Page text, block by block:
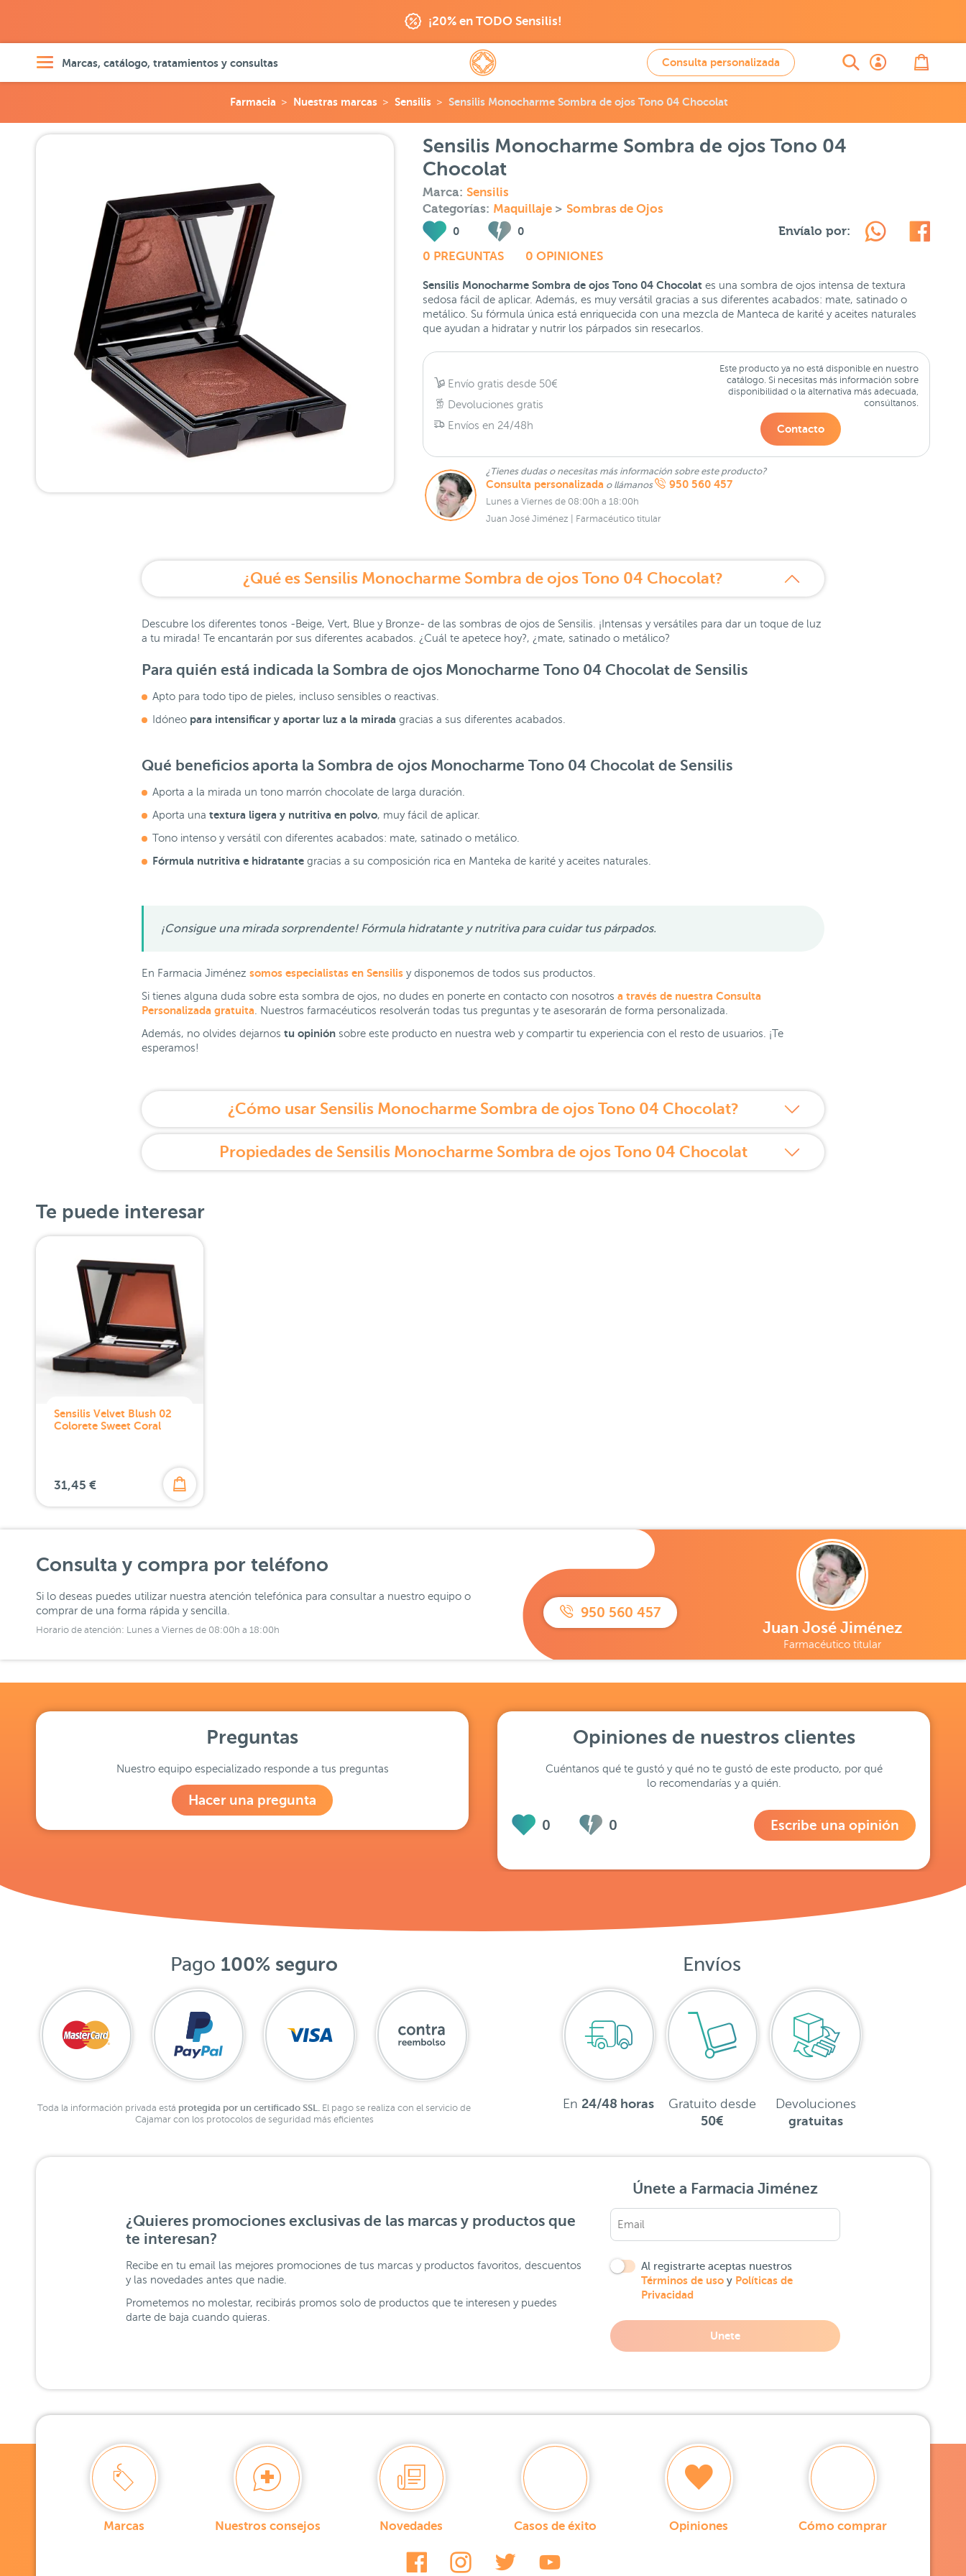
¡20% en TODO Sensilis!
Marcas, catálogo, tratamientos y consultas Consulta personalizada
Farmacia Nuestras marcas Sensilis Sensilis Monocharme Sombra de ojos Tono 04 Chocolat
Sensilis Monocharme Sombra de ojos Tono 04
Chocolat
Marca: Sensilis
Categorías: Maquillaje > Sombras de Ojos
0 0
0 PREGUNTAS 0 OPINIONES
Envíalo por:
Sensilis Monocharme Sombra de ojos Tono 04 Chocolates una sombra de ojos intensa de textura
sedosa fácil de aplicar. Además, es muy versátil gracias a sus diferentes acabados: mate, satinado o
metálico. Su fórmula única está enriquecida con una mezcla de Manteca de karité y aceites naturales
que ayudan a hidratar y nutrir los párpados sin resecarlos.
Envío gratis desde 50€
Devoluciones gratis
Envíos en 24/48h
Este producto ya no está disponible en nuestro
catálogo. Si necesitas más información sobre
disponibilidad o la alternativa más adecuada,
consúltanos.
Contacto
¿Tienes dudas o necesitas más información sobre este producto?
Consulta personalizada o llámanos 950 560 457
Lunes a Viernes de 08:00h a 18:00h
Juan José Jiménez | Farmacéutico titular
¿Qué es Sensilis Monocharme Sombra de ojos Tono 04 Chocolat?
Descubre los diferentes tonos -Beige, Vert, Blue y Bronze- de las sombras de ojos de Sensilis. ¡Intensas y versátiles para dar un toque de luz
a tu mirada! Te encantarán por sus diferentes acabados. ¿Cuál te apetece hoy?, ¿mate, satinado o metálico?
Para quién está indicada la Sombra de ojos Monocharme Tono 04 Chocolat de Sensilis
Apto para todo tipo de pieles, incluso sensibles o reactivas.
Idóneo para intensificar y aportar luz a la mirada gracias a sus diferentes acabados.
Qué beneficios aporta la Sombra de ojos Monocharme Tono 04 Chocolat de Sensilis
Aporta a la mirada un tono marrón chocolate de larga duración.
Aporta una textura ligera y nutritiva en polvo, muy fácil de aplicar.
Tono intenso y versátil con diferentes acabados: mate, satinado o metálico.
Fórmula nutritiva e hidratante gracias a su composición rica en Manteka de karité y aceites naturales.
¡Consigue una mirada sorprendente! Fórmula hidratante y nutritiva para cuidar tus párpados.
En Farmacia Jiménez somos especialistas en Sensilis y disponemos de todos sus productos.
Si tienes alguna duda sobre esta sombra de ojos, no dudes en ponerte en contacto con nosotros a través de nuestra Consulta
Personalizada gratuita . Nuestros farmacéuticos resolverán todas tus preguntas y te asesorarán de forma personalizada.
Además, no olvides dejarnos tu opinión sobre este producto en nuestra web y compartir tu experiencia con el resto de usuarios. ¡Te
esperamos!
¿Cómo usar Sensilis Monocharme Sombra de ojos Tono 04 Chocolat?
Propiedades de Sensilis Monocharme Sombra de ojos Tono 04 Chocolat
Te puede interesar
Sensilis Velvet Blush 02
Colorete Sweet Coral
31,45 €
Consulta y compra por teléfono
Si lo deseas puedes utilizar nuestra atención telefónica para consultar a nuestro equipo o
comprar de una forma rápida y sencilla.
Horario de atención: Lunes a Viernes de 08:00h a 18:00h
950 560 457
Juan José Jiménez
Farmacéutico titular
Preguntas
Nuestro equipo especializado responde a tus preguntas
Hacer una pregunta
Opiniones de nuestros clientes
Cuéntanos qué te gustó y qué no te gustó de este producto, por qué
lo recomendarías y a quién.
0 0 Escribe una opinión
Pago 100% seguro
Toda la información privada está protegida por un certificado SSL.
El pago se realiza con el servicio de
Cajamar con los protocolos de seguridad más eficientes
Envíos
En 24/48 horas
Gratuito desde
50€
Devoluciones
gratuitas
¿Quieres promociones exclusivas de las marcas y productos que
te interesan?
Recibe en tu email las mejores promociones de tus marcas y productos favoritos, descuentos
y las novedades antes que nadie.
Prometemos no molestar, recibirás promos solo de productos que te interesen y puedes
darte de baja cuando quieras.
Únete a Farmacia Jiménez
Al registrarte aceptas nuestros
Términos de uso y Políticas de
Privacidad
Unete
Marcas Nuestros consejos Novedades Casos de éxito Opiniones Cómo comprar